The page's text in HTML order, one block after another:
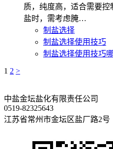
质，纯度高，适合需要控
盐时，需考虑腌…
制盐选择
制盐选择使用技巧
制盐选择使用技巧
1 2 >
中盐金坛盐化有限责任公司
0519-82325643
江苏省常州市金坛区盐厂路2号